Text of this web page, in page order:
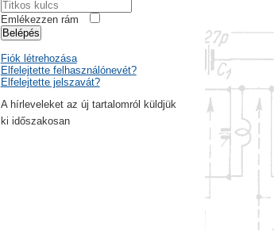
Emlékezzen rám
Belépés
Fiók létrehozása
Elfelejtette felhasználónevét?
Elfelejtette jelszavát?
A hírleveleket az új tartalomról küldjük
ki időszakosan